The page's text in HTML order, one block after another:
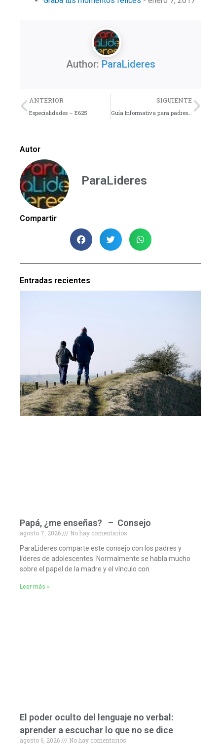
Author: ParaLideres
Previo
ANTERIOR
Especialidades – E625
SIGUIENTE
Guía Informativa para padres de adolescentes
Autor
ParaLideres
Compartir
Entradas recientes
Papá, ¿me enseñas? – Consejo
agosto 7, 2026
No hay comentarios
ParaLideres comparte este consejo con los padres y
líderes de adolescentes. Normalmente se habla mucho
sobre el papel de la madre y el vínculo con
Leer más »
El poder oculto del lenguaje no verbal:
aprender a escuchar lo que no se dice
agosto 6, 2026
No hay comentarios